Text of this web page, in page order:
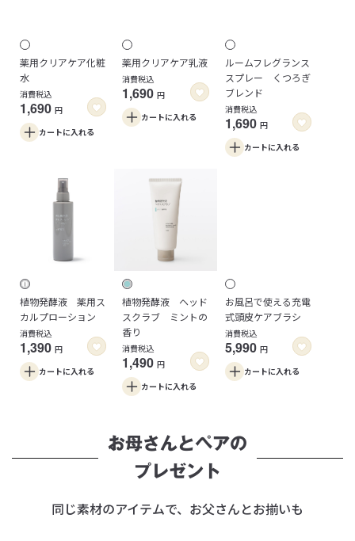
薬用クリアケア化粧
水
消費税込
1,690 円
カートに入れる
薬用クリアケア乳液
消費税込
1,690 円
カートに入れる
ルームフレグランス
スプレー くつろぎ
ブレンド
消費税込
1,690 円
カートに入れる
植物発酵液 薬用ス
カルプローション
消費税込
1,390 円
カートに入れる
植物発酵液 ヘッド
スクラブ ミントの
香り
消費税込
1,490 円
カートに入れる
お風呂で使える充電
式頭皮ケアブラシ
消費税込
5,990 円
カートに入れる
お母さんとペアの
プレゼント
同じ素材のアイテムで、お父さんとお揃いも